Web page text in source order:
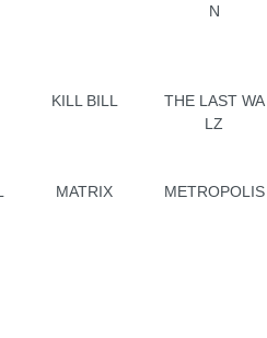
N
KILL BILL
THE LAST WA
LZ
MATRIX METROPOLIS